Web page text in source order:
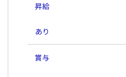
昇給
あり
賞与